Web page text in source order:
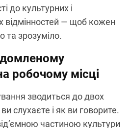
до культурних і
відмінностей — щоб кожен
та зрозуміло.
робочому місці
зводиться до двох
слухаєте і як ви говорите.
частиною культури